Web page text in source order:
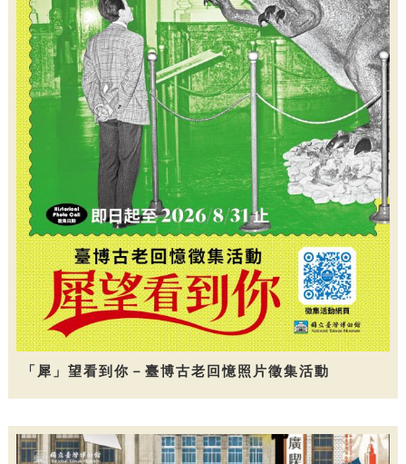
「犀」望看到你－臺博古老回憶照片徵集活動